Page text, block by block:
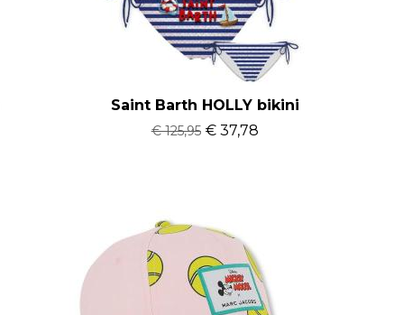
Saint Barth HOLLY bikini
€ 125,95 € 37,78